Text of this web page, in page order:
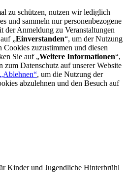
zu schützen, nutzen wir lediglich
und sammeln nur personenbezogene
der Anmeldung zu Veranstaltungen
„Einverstanden“, um der Nutzung
Cookies zuzustimmen und diesen
Sie auf „Weitere Informationen“,
zum Datenschutz auf unserer Website
„Ablehnen“, um die Nutzung der
abzulehnen und den Besuch auf
Kinder und Jugendliche Hinterbrühl